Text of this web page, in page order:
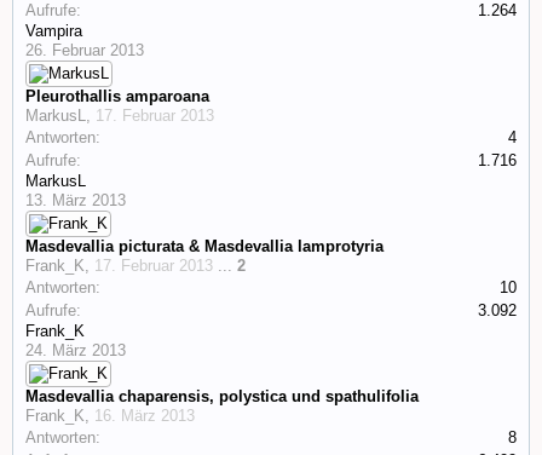
Aufrufe:
1.264
Vampira
26. Februar 2013
Pleurothallis amparoana
MarkusL, 17. Februar 2013
Antworten:
4
Aufrufe:
1.716
MarkusL
13. März 2013
Masdevallia picturata & Masdevallia lamprotyria
Frank_K, 17. Februar 2013 ... 2
Antworten:
10
Aufrufe:
3.092
Frank_K
24. März 2013
Masdevallia chaparensis, polystica und spathulifolia
Frank_K, 16. März 2013
Antworten:
8